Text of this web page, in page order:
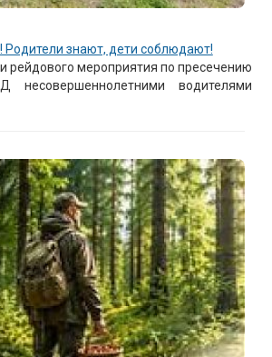
Родители знают, дети соблюдают!
рейдового мероприятия по пресечению
несовершеннолетними водителями